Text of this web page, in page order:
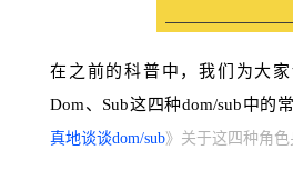
在之前的科普中，我们为大家
Dom、Sub这四种dom/sub中的
真地谈谈dom/sub》关于这四种角色